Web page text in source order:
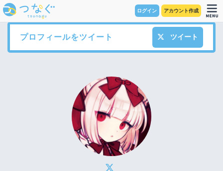
ログイン アカウント作成
プロフィールをツイート ツイート